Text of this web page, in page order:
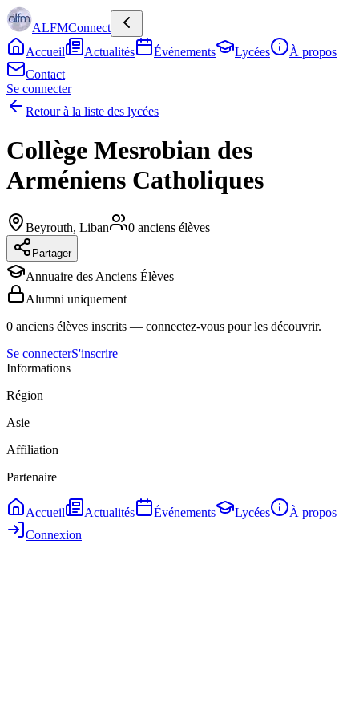
ALFMConnect
Accueil
Actualités Événements Lycées
À propos
Contact
Se connecter
Retour à la liste des lycées
Collège Mesrobian des
Arméniens Catholiques
Beyrouth, Liban 0 anciens élèves
Partager
Annuaire des Anciens Élèves
Alumni uniquement
0 anciens élèves inscrits — connectez-vous pour les découvrir.
Se connecterS'inscrire
Informations
Région
Asie
Affiliation
Partenaire
Accueil Actualités Événements Lycées
À propos
Connexion